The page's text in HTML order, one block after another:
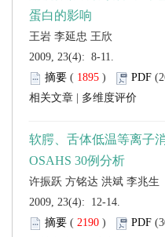
2009, 23(4): 8-11.
(
)
2009, 23(4): 12-14.
(
)